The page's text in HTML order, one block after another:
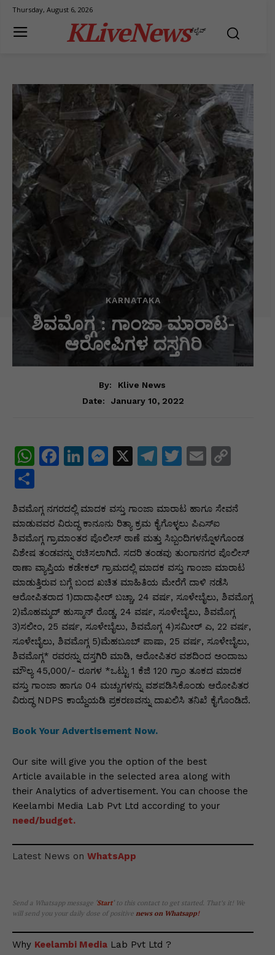
Thursday, August 6, 2026
KLiveNewsಕೆಲೈವ್
KARNATAKA
ಶಿ‌ವಮೊಗ್ಗ : ಗಾಂಜಾ ಮಾರಾಟ-
ಆರೋಪಿಗಳ ದಸ್ತಗಿರಿ
By:
Klive News
Date:
January 10, 2022
W
s
A
p
p
F
e
b
o
o
k
Li
e
dI
n
M
s
e
n
g
er
X
T
gr
a
m
T
er
E
l
y
Li
n
k
ar
e
ಶಿವಮೊಗ್ಗ ನಗರದಲ್ಲಿ ಮಾದಕ ವಸ್ತು ಗಾಂಜಾ ಮಾರಾಟ ಹಾಗೂ ಸೇವನೆ
ಮಾಡುವವರ ವಿರುದ್ಧ ಕಾನೂನು ರಿತ್ಯಾ ಕ್ರಮ ಕೈಗೊಳ್ಳಲು ಪಿಎಸ್ಐ
ಶಿವಮೊಗ್ಗ ಗ್ರಾಮಾಂತರ ಪೊಲೀಸ್ ಠಾಣೆ ಮತ್ತು ಸಿಬ್ಬಂದಿಗಳನ್ನೊಳಗೊಂಡ
ವಿಶೇಷ ತಂಡವನ್ನು ರಚಿಸಲಾಗಿದೆ. ಸದರಿ ತಂಡವು ತುಂಗಾನಗರ ಪೊಲೀಸ್
ಠಾಣಾ ವ್ಯಾಪ್ತಿಯ ಕಡೇಕಲ್ ಗ್ರಾಮದಲ್ಲಿ ಮಾದಕ ವಸ್ತು ಗಾಂಜಾ ಮಾರಾಟ
ಮಾಡುತ್ತಿರುವ ಬಗ್ಗೆ ಬಂದ ಖಚಿತ ಮಾಹಿತಿಯ ಮೇರೆಗೆ ದಾಳಿ ನಡೆಸಿ
ಆರೋಪಿತರಾದ 1)ದಾದಾಫೀರ್ ಬಚ್ಚಾ, 24 ವರ್ಷ, ಸೂಳೇಬೈಲು, ಶಿವಮೊಗ್ಗ
2)ಮೊಹಮ್ಮದ್ ಹುಸ್ಮಾನ್ ರೊಡ್ಡ, 24 ವರ್ಷ, ಸೂಳೇಬೈಲು, ಶಿವಮೊಗ್ಗ
3)ಸಲೀಂ, 25 ವರ್ಷ, ಸೂಳೇಬೈಲು, ಶಿವಮೊಗ್ಗ 4)ಸಮೀರ್ ಎ, 22 ವರ್ಷ,
ಸೂಳೇಬೈಲು, ಶಿವಮೊಗ್ಗ 5)ಮೆಹಬೂಬ್ ಪಾಷಾ, 25 ವರ್ಷ, ಸೂಳೇಬೈಲು,
ಶಿವಮೊಗ್ಗ* ರವರನ್ನು ದಸ್ತಗಿರಿ ಮಾಡಿ, ಆರೋಪಿತರ ವಶದಿಂದ ಅಂದಾಜು
ಮೌಲ್ಯ 45,000/- ರೂಗಳ *ಒಟ್ಟು 1 ಕೆಜಿ 120 ಗ್ರಾಂ ತೂಕದ ಮಾದಕ
ವಸ್ತು ಗಾಂಜಾ ಹಾಗೂ 04 ಮಚ್ಚುಗಳನ್ನು ವಶಪಡಿಸಿಕೊಂಡು ಆರೋಪಿತರ
ವಿರುದ್ಧ NDPS ಕಾಯ್ದೆಯಡಿ ಪ್ರಕರಣವನ್ನು ದಾಖಲಿಸಿ ತನಿಖೆ ಕೈಗೊಂಡಿದೆ.
Book Your Advertisement Now.
Our site will give you the option of the best
Article available in the selected area along with
their Analytics of advertisement. You can choose the
Keelambi Media Lab Pvt Ltd according to your
need/budget.
Latest News on WhatsApp
Send a Whatsapp message Start‘ to this contact to get started. That’s it! We
will send you your daily dose of positive news on Whatsapp!
Why Keelambi Media Lab Pvt Ltd ?